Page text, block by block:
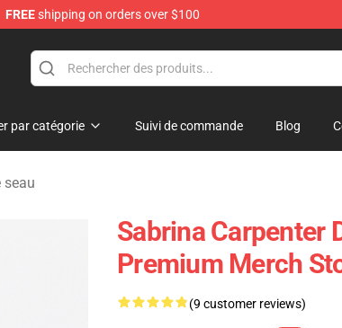
FREEshipping on orders over $100
par catégorie Suivi de commande Blog
seau
Sabrina Carpenter
Premium Merch
(9 customer reviews)